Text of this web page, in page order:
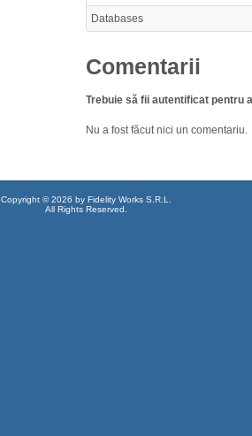
Databases
Comentarii
Trebuie să fii autentificat pentru
Nu a fost făcut nici un comentariu.
Copyright © 2026 by Fidelity Works S.R.L.
All Rights Reserved.